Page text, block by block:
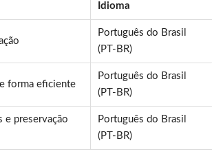
Idioma
Português do Brasil
(PT-BR)
forma eficiente
Português do Brasil
(PT-BR)
e preservação
Português do Brasil
(PT-BR)